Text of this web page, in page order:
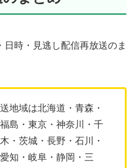
時・見逃し配信再放送のま
地域は北海道・青森・
島・東京・神奈川・千
・茨城・長野・石川・
知・岐阜・静岡・三